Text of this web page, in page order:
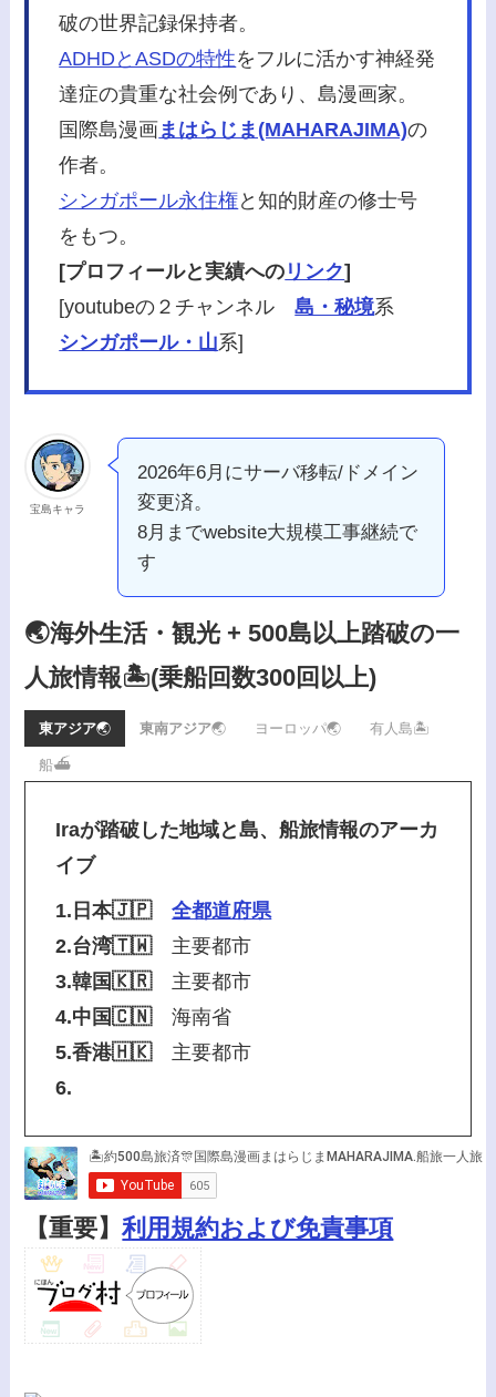
破の世界記録保持者。
ADHDとASDの特性をフルに活かす神経発
達症の貴重な社会例であり、島漫画家。
国際島漫画まはらじま(MAHARAJIMA)の
作者。
シンガポール永住権と知的財産の修士号
をもつ。
[プロフィールと実績への リンク]
[youtubeの２チャンネル島・秘境系
シンガポール・山系]
宝島キャラ
2026年6月にサーバ移転/ドメイン
変更済。
8月までwebsite大規模工事継続で
す
🌏海外生活・観光 + 500島以上踏破の一
人旅情報🏝️(乗船回数300回以上)
東アジア🌏 東南アジア🌏 ヨーロッパ🌏 有人島🏝️
船⛴️
Iraが踏破した地域と島、船旅情報のアーカ
イブ
1.日本🇯🇵
全都道府県
2.台湾🇹🇼主要都市
3.韓国🇰🇷主要都市
4.中国🇨🇳海南省
5.香港🇭🇰主要都市
6.
【重要】利用規約および免責事項